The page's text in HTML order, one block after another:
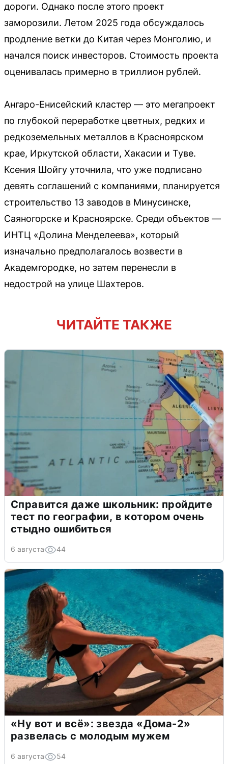
дороги. Однако после этого проект
заморозили. Летом 2025 года обсуждалось
продление ветки до Китая через Монголию, и
начался поиск инвесторов. Стоимость проекта
оценивалась примерно в триллион рублей.
Ангаро-Енисейский кластер — это мегапроект
по глубокой переработке цветных, редких и
редкоземельных металлов в Красноярском
крае, Иркутской области, Хакасии и Туве.
Ксения Шойгу уточнила, что уже подписано
девять соглашений с компаниями, планируется
строительство 13 заводов в Минусинске,
Саяногорске и Красноярске. Среди объектов —
ИНТЦ «Долина Менделеева», который
изначально предполагалось возвести в
Академгородке, но затем перенесли в
недострой на улице Шахтеров.
ЧИТАЙТЕ ТАКЖЕ
Справится даже школьник: пройдите
тест по географии, в котором очень
стыдно ошибиться
6 августа 44
«Ну вот и всё»: звезда «Дома-2»
развелась с молодым мужем
6 августа 54